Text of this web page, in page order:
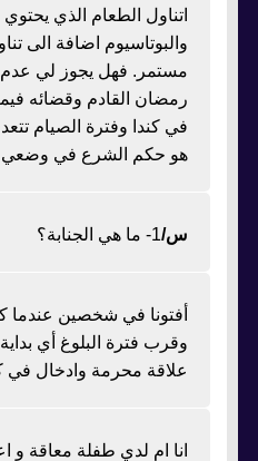
اتناول الطعام الذي
والبوتاسيوم اضافة الى
مستمر. فهل يجوز لي
رمضان القادم وقضائه
هو حكم الشرع في وضعي
س/1- ما هي الجنابة؟
أفتونا في شخصين عندما
وقرب فترة البلوغ أي
علاقة محرمة وادخال في
انا ام لدي طفلة معاقة